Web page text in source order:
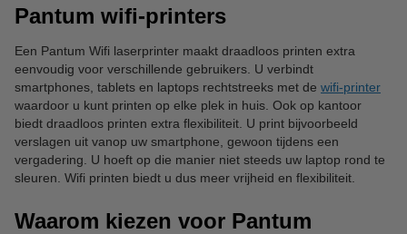
Pantum wifi-printers
Een Pantum Wifi laserprinter maakt draadloos printen extra
eenvoudig voor verschillende gebruikers. U verbindt
smartphones, tablets en laptops rechtstreeks met de wifi-printer
waardoor u kunt printen op elke plek in huis. Ook op kantoor
biedt draadloos printen extra flexibiliteit. U print bijvoorbeeld
verslagen uit vanop uw smartphone, gewoon tijdens een
vergadering. U hoeft op die manier niet steeds uw laptop rond te
sleuren. Wifi printen biedt u dus meer vrijheid en flexibiliteit.
Waarom kiezen voor Pantum